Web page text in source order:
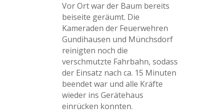
Vor Ort war der Baum bereits
beiseite geräumt. Die
Kameraden der Feuerwehren
Gundihausen und Münchsdorf
reinigten noch die
verschmutzte Fahrbahn, sodass
der Einsatz nach ca. 15 Minuten
beendet war und alle Kräfte
wieder ins Gerätehaus
einrücken konnten.